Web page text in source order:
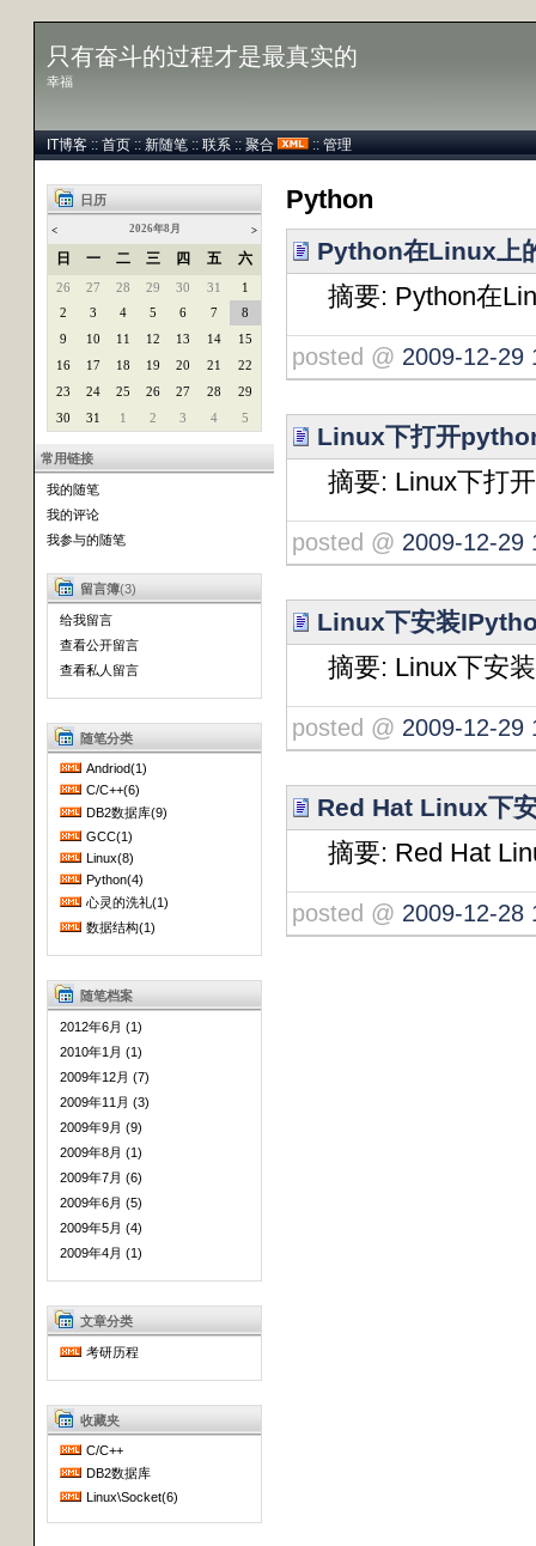
只有奋斗的过程才是最真实的
幸福
IT博客 :: 首页 :: 新随笔 :: 联系 :: 聚合 :: 管理
日历
< 2026年8月 >
日 一 二 三 四 五 六
26 27 28 29 30 31
1
2
3 4 5 6 7
8
9
10 11 12 13 14
15
16
17 18 19 20 21
22
23
24 25 26 27 28
29
30
31 1 2 3 4 5
常用链接
我的随笔
我的评论
我参与的随笔
留言簿(3)
给我留言
查看公开留言
查看私人留言
随笔分类
Andriod(1)
C/C++(6)
DB2数据库(9)
GCC(1)
Linux(8)
Python(4)
心灵的洗礼(1)
数据结构(1)
随笔档案
2012年6月 (1)
2010年1月 (1)
2009年12月 (7)
2009年11月 (3)
2009年9月 (9)
2009年8月 (1)
2009年7月 (6)
2009年6月 (5)
2009年5月 (4)
2009年4月 (1)
文章分类
考研历程
收藏夹
C/C++
DB2数据库
Linux\Socket(6)
Python
Python在Linux上
摘要: Python在
posted @ 2009-12-29
Linux下打开
摘要: Linux下打
posted @ 2009-12-29
Linux下安装
摘要: Linux下安
posted @ 2009-12-29
Red Hat Linux下
摘要: Red Hat
posted @ 2009-12-28